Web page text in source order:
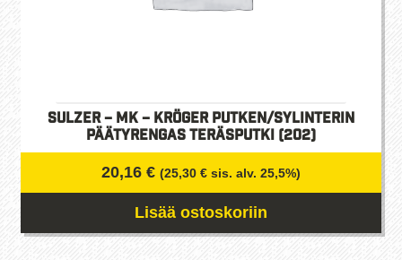
Sulzer – MK – Kröger Putken/Sylinterin
päätyrengas teräsputki (202)
20,16 € (25,30 € sis. alv. 25,5%)
Lisää ostoskoriin